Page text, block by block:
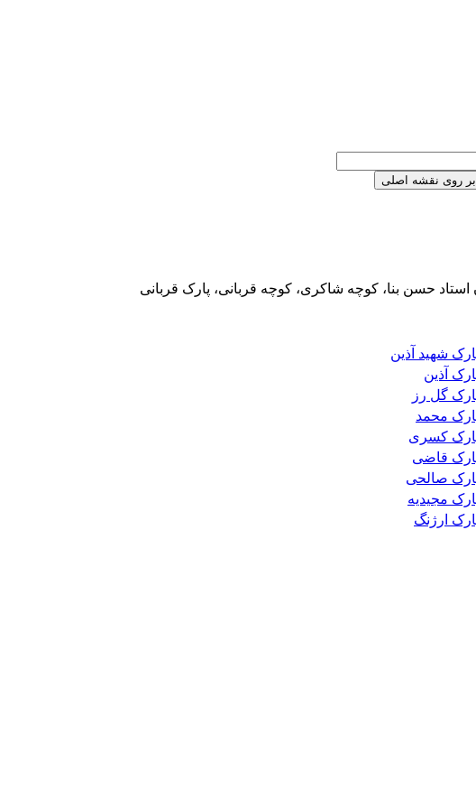
حسن بنا، کوچه شاکری، کوچه قربانی، پارک قربانی
شهید آذین
آذین
گل رز
محمد
کسری
قاضی
صالحی
مجیدیه
ارژنگ